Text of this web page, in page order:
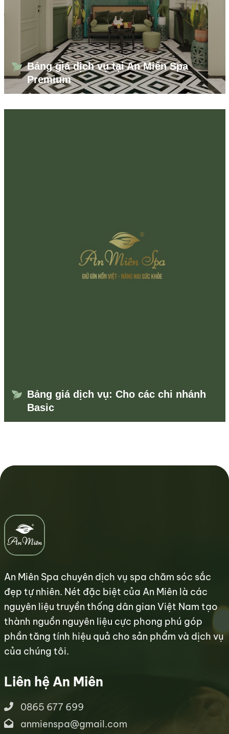
Bảng giá dịch vụ tại An Miên Spa
Premium
Bảng giá dịch vụ: Cho các chi nhánh
Basic
An Miên Spa chuyên dịch vụ spa chăm sóc sắc
đẹp tự nhiên. Nét đặc biệt của An Miên là các
nguyên liệu truyền thống dân gian Việt Nam tạo
thành nguồn nguyên liệu cực phong phú góp
phần tăng tính hiệu quả cho sản phẩm và dịch vụ
của chúng tôi.
Liên hệ An Miên
0865 677 699
anmienspa@gmail.com